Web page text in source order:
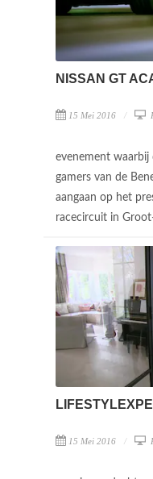
NISSAN GT
15 Mei 2016
evenement waarbij
gamers van de
aangaan op het
racecircuit in
15 Mei 2016